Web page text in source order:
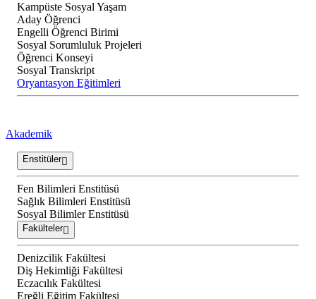
Kampüste Sosyal Yaşam
Aday Öğrenci
Engelli Öğrenci Birimi
Sosyal Sorumluluk Projeleri
Öğrenci Konseyi
Sosyal Transkript
Oryantasyon Eğitimleri
Akademik
Enstitüler
Fen Bilimleri Enstitüsü
Sağlık Bilimleri Enstitüsü
Sosyal Bilimler Enstitüsü
Fakülteler
Denizcilik Fakültesi
Diş Hekimliği Fakültesi
Eczacılık Fakültesi
Ereğli Eğitim Fakültesi